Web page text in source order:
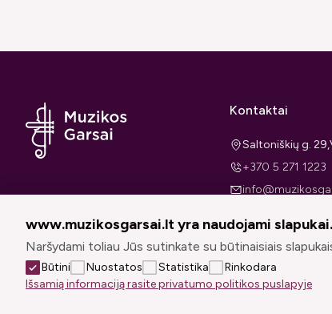
Kontaktai
Saltoniškių g.
+370 5 271 1223
www.muzikosgarsai.lt yra naudojami slapukai.
Naršydami toliau Jūs sutinkate su būtinaisiais
Būtini Nuostatos Statistika
Rinkodara
Išsamią informaciją rasite privatumo politikos puslapyje